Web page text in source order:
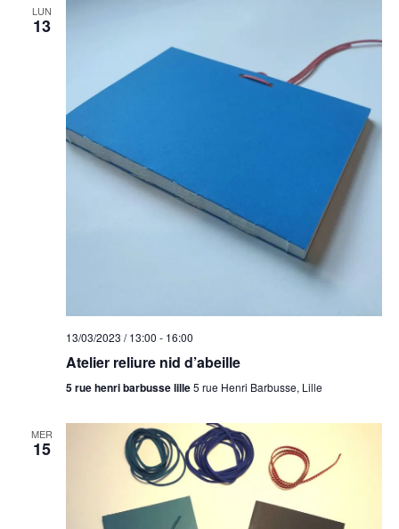
LUN
13
13/03/2023 / 13:00 - 16:00
Atelier reliure nid d’abeille
5 rue henri barbusse lille5 rue Henri Barbusse, Lille
MER
15